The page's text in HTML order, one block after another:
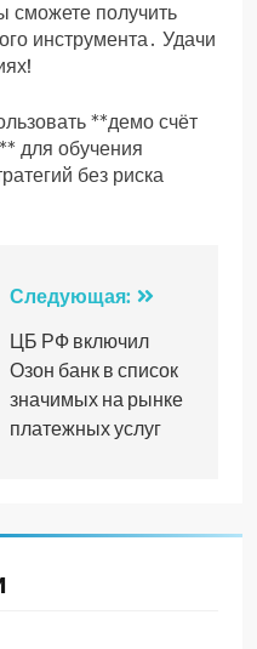
сможете получить
инструмента․ Удачи
**демо счёт
для обучения
без риска
Следующая:
ЦБ РФ включил
Озон банк в список
значимых на рынке
платежных услуг